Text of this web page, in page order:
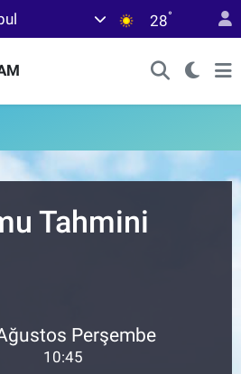
28°
Tahmini
Perşembe
10:45